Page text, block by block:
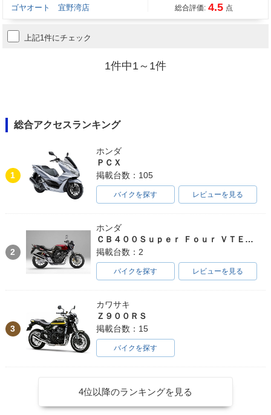
ゴヤオート 宜野湾店
総合評価: 4.5 点
上記1件にチェック
1件中1～1件
総合アクセスランキング
1
ホンダ
ＰＣＸ
掲載台数：105
バイクを探す レビューを見る
2
ホンダ
ＣＢ４００Ｓｕｐｅｒ Ｆｏｕｒ ＶＴＥＣ ＳＰＥＣ３
掲載台数：2
バイクを探す レビューを見る
3
カワサキ
Ｚ９００ＲＳ
掲載台数：15
バイクを探す
4位以降のランキングを見る